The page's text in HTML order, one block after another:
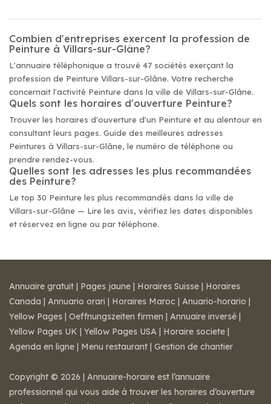
Combien d'entreprises exercent la profession de
Peinture à Villars-sur-Glâne?
L'annuaire téléphonique a trouvé 47 sociétés exerçant la
profession de Peinture Villars-sur-Glâne. Votre recherche
concernait l'activité Peinture dans la ville de Villars-sur-Glâne.
Quels sont les horaires d'ouverture Peinture?
Trouver les horaires d'ouverture d'un Peinture et au alentour en
consultant leurs pages. Guide des meilleures adresses
Peintures à Villars-sur-Glâne, le numéro de téléphone ou
prendre rendez-vous.
Quelles sont les adresses les plus recommandées
des Peinture?
Le top 30 Peinture les plus recommandés dans la ville de
Villars-sur-Glâne — Lire les avis, vérifiez les dates disponibles
et réservez en ligne ou par téléphone.
Annuaire gratuit | Pages jaune | Horaires Suisse | Horaires
Canada | Annuario orari | Horaires Maroc | Anuario-horario |
Yellow Pages | Oeffnungszeiten firmen | Annuaire inversé |
Yellow Pages UK | Yellow Pages USA | Horaire societe |
Agenda en ligne | Menu restaurant | Gestion de chantier
Copyright © 2026 | Annuaire-horaire est l’annuaire
professionnel qui vous aide à trouver les horaires d’ouverture